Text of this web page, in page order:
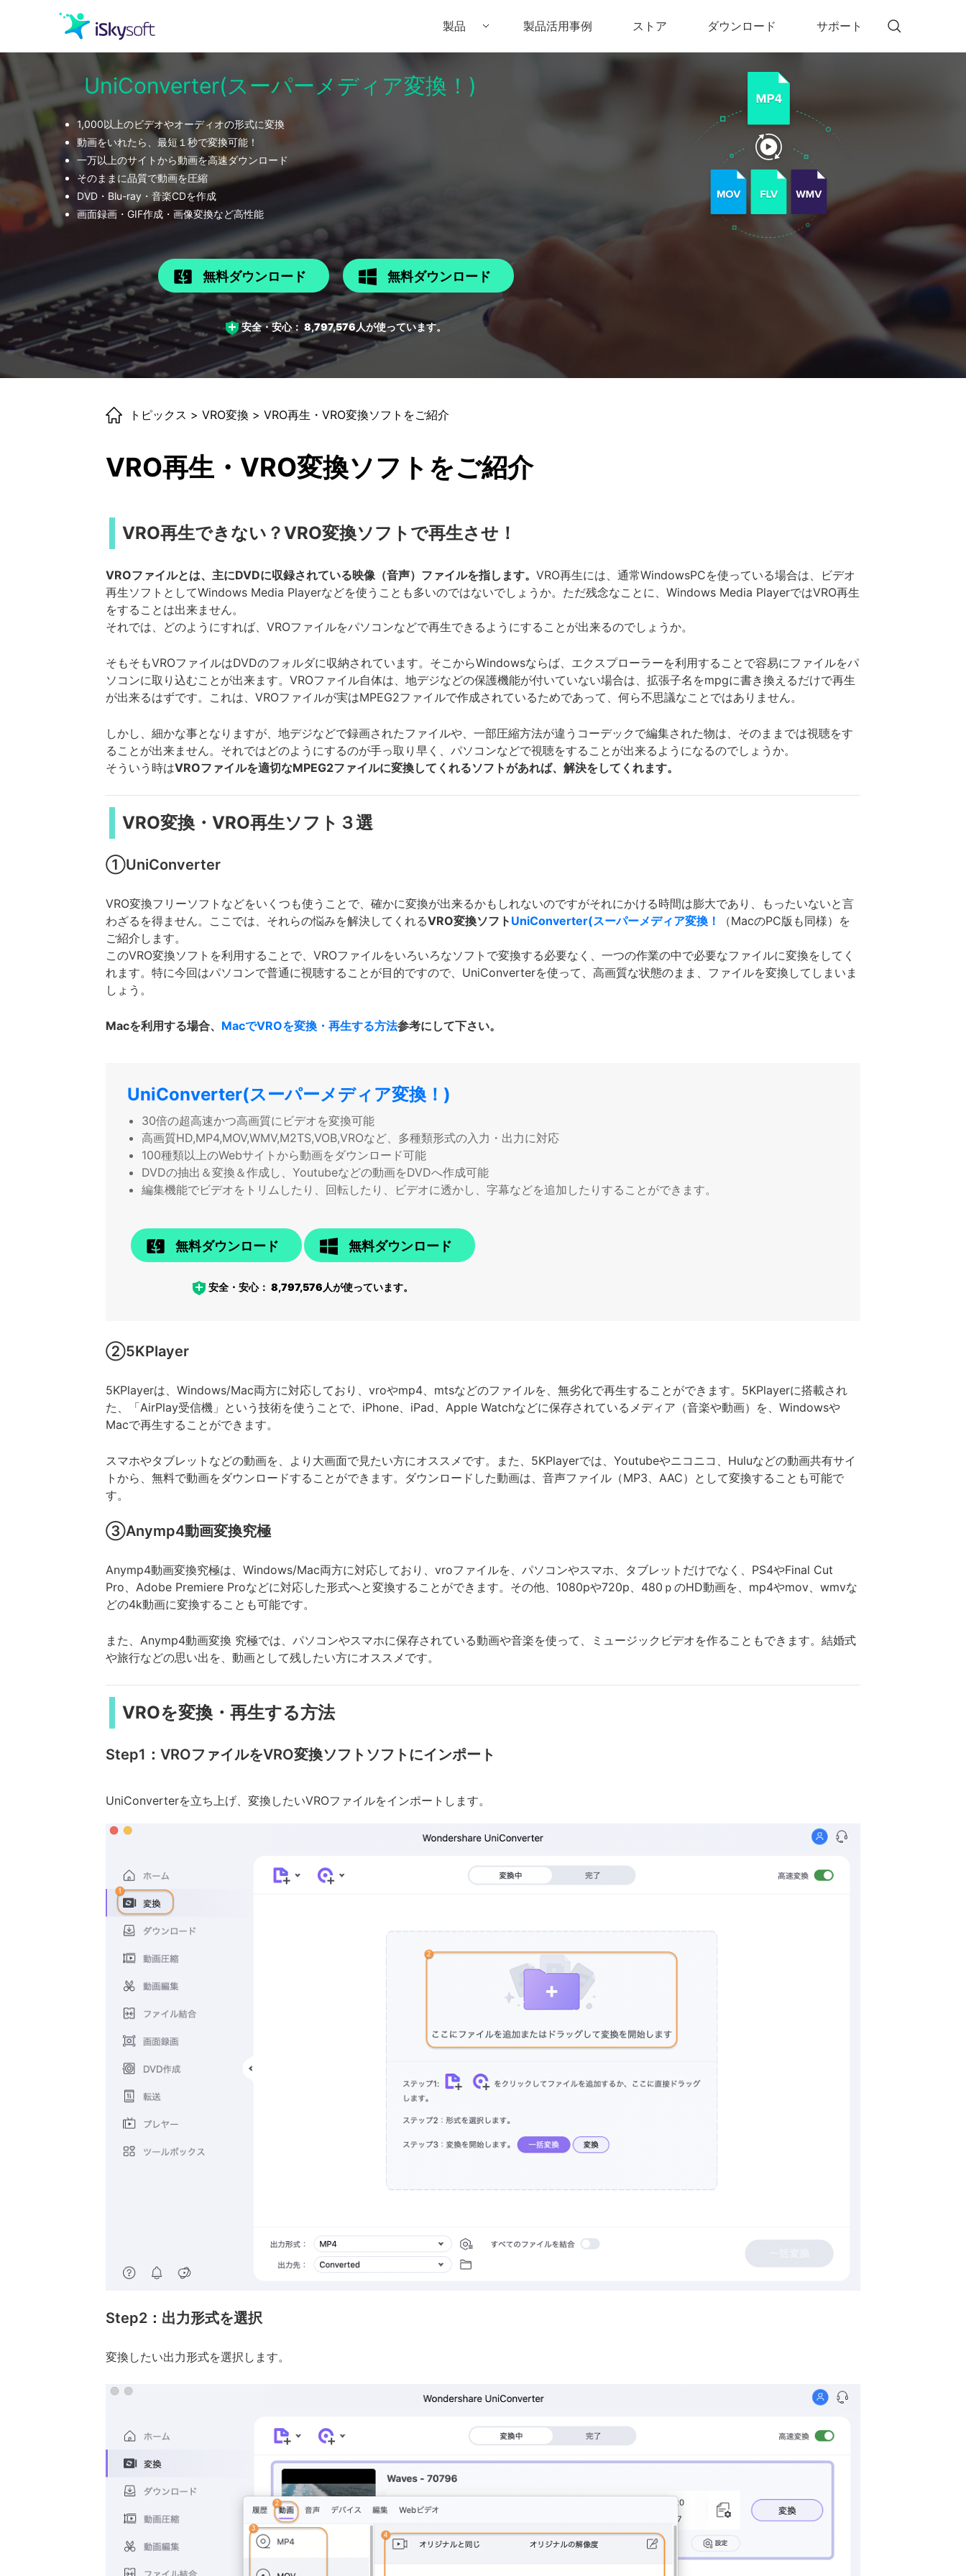
製品
クリエイティビティ
オフィス効率化
ユーティリティ
Filmora（フィモーラ） UniConverter(スーパーメディア変換!)
• DVD Memory for Mac
製品活用事例 ストア ダウンロード サポート
UniConverter(スーパーメディア変換！)
1,000以上のビデオやオーディオの形式に変換
動画をいれたら、最短１秒で変換可能！
一万以上のサイトから動画を高速ダウンロード
そのままに品質で動画を圧縮
DVD・Blu-ray・音楽CDを作成
画面録画・GIF作成・画像変換など高性能
無料ダウンロード 無料ダウンロード
安全・安心：8,797,576 人が使っています。
トピックス > VRO変換 > VRO再生・VRO変換ソフトをご紹介
VRO再生・VRO変換ソフトをご紹介
VRO再生できない？VRO変換ソフトで再生させ！
VROファイルとは、主にDVDに収録されている映像（音声）ファイルを指します。 VRO再生には、通常WindowsPCを使っている場合は、ビデオ
再生ソフトとしてWindows Media Playerなどを使うことも多いのではないでしょうか。ただ残念なことに、Windows Media PlayerではVRO再生
をすることは出来ません。
それでは、どのようにすれば、VROファイルをパソコンなどで再生できるようにすることが出来るのでしょうか。
そもそもVROファイルはDVDのフォルダに収納されています。そこからWindowsならば、エクスプローラーを利用することで容易にファイルをパ
ソコンに取り込むことが出来ます。VROファイル自体は、地デジなどの保護機能が付いていない場合は、拡張子名をmpgに書き換えるだけで再生
が出来るはずです。これは、VROファイルが実はMPEG2ファイルで作成されているためであって、何ら不思議なことではありません。
しかし、細かな事となりますが、地デジなどで録画されたファイルや、一部圧縮方法が違うコーデックで編集された物は、そのままでは視聴をす
ることが出来ません。それではどのようにするのが手っ取り早く、パソコンなどで視聴をすることが出来るようになるのでしょうか。
そういう時はVROファイルを適切なMPEG2ファイルに変換してくれるソフトがあれば、解決をしてくれます。
VRO変換・VRO再生ソフト３選
①UniConverter
VRO変換フリーソフトなどをいくつも使うことで、確かに変換が出来るかもしれないのですがそれにかける時間は膨大であり、もったいないと言
わざるを得ません。ここでは、それらの悩みを解決してくれるVRO変換ソフト UniConverter(スーパーメディア変換！
（MacのPC版も同様）を
ご紹介します。
このVRO変換ソフトを利用することで、VROファイルをいろいろなソフトで変換する必要なく、一つの作業の中で必要なファイルに変換をしてく
れます。特に今回はパソコンで普通に視聴することが目的ですので、UniConverterを使って、高画質な状態のまま、ファイルを変換してしまいま
しょう。
Macを利用する場合、 MacでVROを変換・再生する方法参考にして下さい。
UniConverter(スーパーメディア変換！)
30倍の超高速かつ高画質にビデオを変換可能
高画質HD,MP4,MOV,WMV,M2TS,VOB,VROなど、多種類形式の入力・出力に対応
100種類以上のWebサイトから動画をダウンロード可能
DVDの抽出＆変換＆作成し、Youtubeなどの動画をDVDへ作成可能
編集機能でビデオをトリムしたり、回転したり、ビデオに透かし、字幕などを追加したりすることができます。
無料ダウンロード 無料ダウンロード
安全・安心：8,797,576 人が使っています。
②5KPlayer
5KPlayerは、Windows/Mac両方に対応しており、vroやmp4、mtsなどのファイルを、無劣化で再生することができます。5KPlayerに搭載され
た、「AirPlay受信機」という技術を使うことで、iPhone、iPad、Apple Watchなどに保存されているメディア（音楽や動画）を、Windowsや
Macで再生することができます。
スマホやタブレットなどの動画を、より大画面で見たい方にオススメです。また、5KPlayerでは、Youtubeやニコニコ、Huluなどの動画共有サイ
トから、無料で動画をダウンロードすることができます。ダウンロードした動画は、音声ファイル（MP3、AAC）として変換することも可能で
す。
③Anymp4動画変換究極
Anymp4動画変換究極は、Windows/Mac両方に対応しており、vroファイルを、パソコンやスマホ、タブレットだけでなく、PS4やFinal Cut
Pro、Adobe Premiere Proなどに対応した形式へと変換することができます。その他、1080pや720p、480ｐのHD動画を、mp4やmov、wmvな
どの4k動画に変換することも可能です。
また、Anymp4動画変換 究極では、パソコンやスマホに保存されている動画や音楽を使って、ミュージックビデオを作ることもできます。結婚式
や旅行などの思い出を、動画として残したい方にオススメです。
VROを変換・再生する方法
Step1：VROファイルをVRO変換ソフトソフトにインポート
UniConverterを立ち上げ、変換したいVROファイルをインポートします。
Step2：出力形式を選択
変換したい出力形式を選択します。